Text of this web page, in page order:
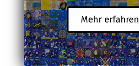
Mehr erfahren